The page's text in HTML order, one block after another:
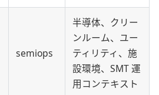
semiops
半導体、クリー
ンルーム、ユー
ティリティ、施
設環境、SMT 運
用コンテキスト